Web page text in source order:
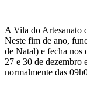
A Vila do Artesanato
Neste fim de ano,
de Natal) e fecha nos
27 e 30 de dezembro
normalmente das